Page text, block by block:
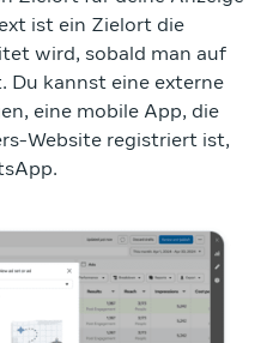
ist ein Zielort die
wird, sobald man auf
Du kannst eine externe
eine mobile App, die
Website registriert ist,